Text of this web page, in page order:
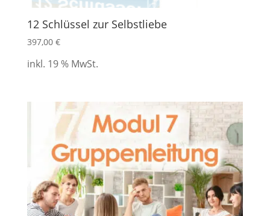
12 Schlüssel zur Selbstliebe
397,00 €
inkl. 19 % MwSt.